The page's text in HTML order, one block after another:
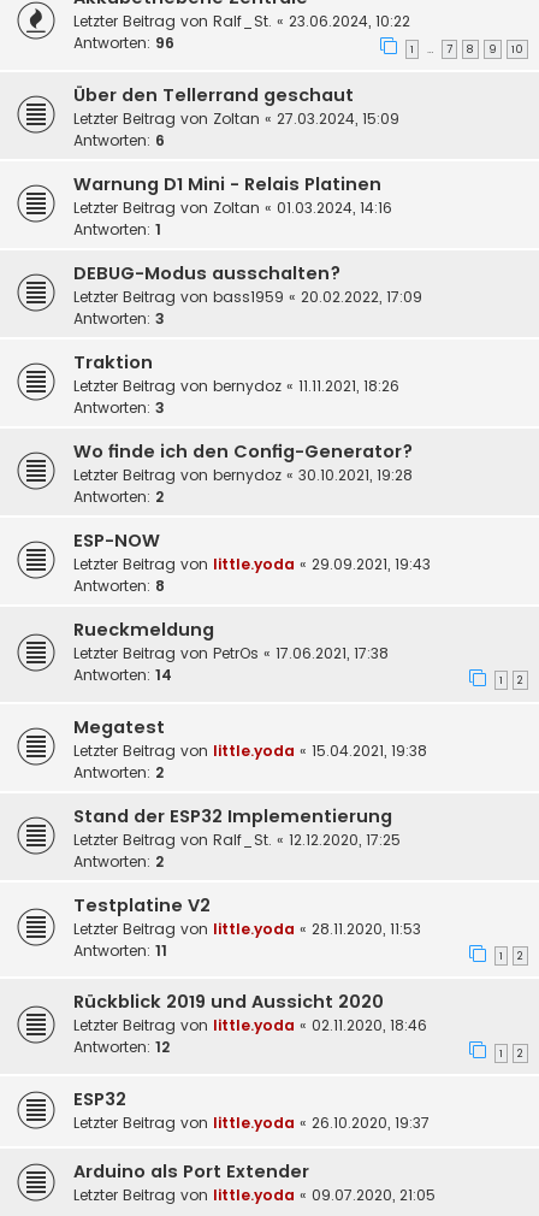
Letzter Beitrag von Ralf_St. « 23.06.2024, 10:22
Antworten: 96 1 … 7 8 9 10
Über den Tellerrand geschaut
Letzter Beitrag von Zoltan « 27.03.2024, 15:09
Antworten: 6
Warnung D1 Mini - Relais Platinen
Letzter Beitrag von Zoltan « 01.03.2024, 14:16
Antworten: 1
DEBUG-Modus ausschalten?
Letzter Beitrag von bass1959 « 20.02.2022, 17:09
Antworten: 3
Traktion
Letzter Beitrag von bernydoz « 11.11.2021, 18:26
Antworten: 3
Wo finde ich den Config-Generator?
Letzter Beitrag von bernydoz « 30.10.2021, 19:28
Antworten: 2
ESP-NOW
Letzter Beitrag von little.yoda « 29.09.2021, 19:43
Antworten: 8
Rueckmeldung
Letzter Beitrag von PetrOs « 17.06.2021, 17:38
Antworten: 14 1 2
Megatest
Letzter Beitrag von little.yoda « 15.04.2021, 19:38
Antworten: 2
Stand der ESP32 Implementierung
Letzter Beitrag von Ralf_St. « 12.12.2020, 17:25
Antworten: 2
Testplatine V2
Letzter Beitrag von little.yoda « 28.11.2020, 11:53
Antworten: 11 1 2
Rückblick 2019 und Aussicht 2020
Letzter Beitrag von little.yoda « 02.11.2020, 18:46
Antworten: 12 1 2
ESP32
Letzter Beitrag von little.yoda « 26.10.2020, 19:37
Arduino als Port Extender
Letzter Beitrag von little.yoda « 09.07.2020, 21:05